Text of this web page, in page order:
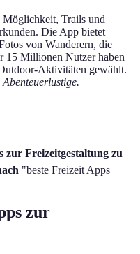
Trails und
Die App bietet
von Wanderern, die
15 Millionen Nutzer haben
Aktivitäten gewählt.
zur Freizeitgestaltung zu
"beste Freizeit Apps
zur